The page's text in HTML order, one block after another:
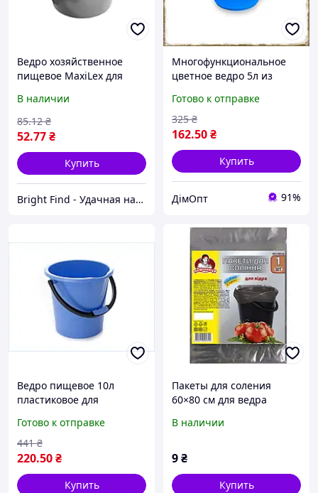
Ведро хозяйственное
пищевое MaxiLex для
жидкостей, 5 л (Black)
В наличии
52.77₴
85.12 ₴
Купить
Bright Find - Удачная находка
Многофункциональное
цветное ведро 5л из
Горизонт для хранения и
транспортировки
Готово к отправке
162.50₴
325 ₴
Купить
ДімОпт 91%
Ведро пищевое 10л
пластиковое для
продуктов голубое ТМ
Горизонт
Готово к отправке
220.50₴
441 ₴
Купить
Пакеты для соления
60×80 см для ведра
пищевые для
В наличии
9₴
Купить